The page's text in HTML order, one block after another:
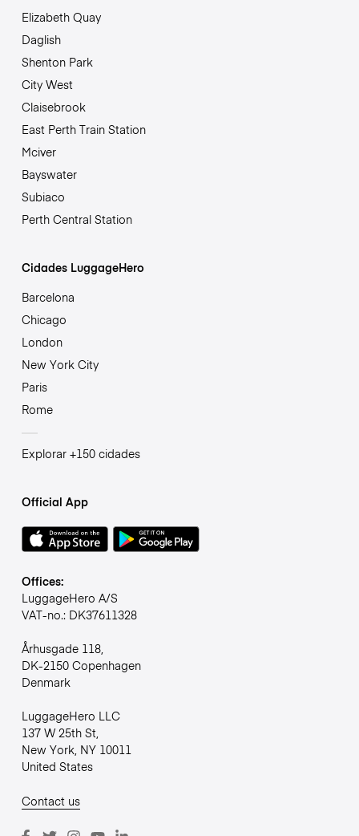
Elizabeth Quay
Daglish
Shenton Park
City West
Claisebrook
East Perth Train Station
Mciver
Bayswater
Subiaco
Perth Central Station
Cidades LuggageHero
Barcelona
Chicago
London
New York City
Paris
Rome
Explorar +150 cidades
Official App
Offices:
LuggageHero A/S
VAT-no.: DK37611328
Århusgade 118,
DK-2150 Copenhagen
Denmark
LuggageHero LLC
137 W 25th St,
New York, NY 10011
United States
Contact us